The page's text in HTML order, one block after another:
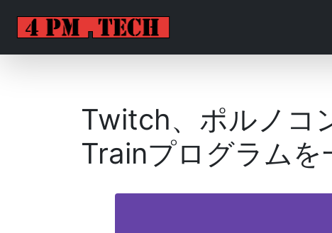
Twitch、ポルノコ
Trainプログラムを